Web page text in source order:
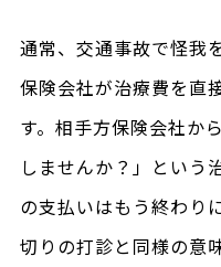
通常、交通事故で怪我
保険会社が治療費を直
す。相手方保険会社か
しませんか？」という
の支払いはもう終わり
切りの打診と同様の意